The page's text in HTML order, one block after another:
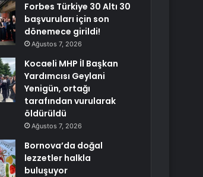
Forbes Türkiye 30 Altı 30
başvuruları için son
dönemece girildi!
Ağustos 7, 2026
Kocaeli MHP İl Başkan
Yardımcısı Geylani
Yenigün, ortağı
tarafından vurularak
öldürüldü
Ağustos 7, 2026
Bornova’da doğal
lezzetler halkla
buluşuyor